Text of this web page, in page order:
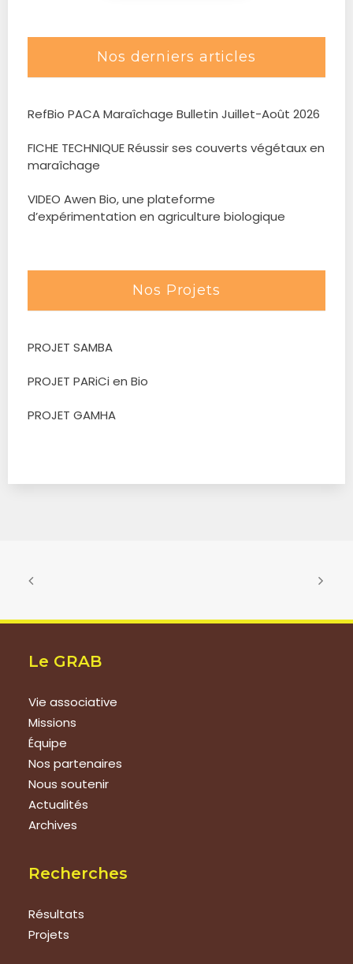
Nos derniers articles
RefBio PACA Maraîchage Bulletin Juillet-Août 2026
FICHE TECHNIQUE Réussir ses couverts végétaux en
maraîchage
VIDEO Awen Bio, une plateforme
d’expérimentation en agriculture biologique
Nos Projets
PROJET SAMBA
PROJET PARiCi en Bio
PROJET GAMHA
Le GRAB
Vie associative
Missions
Équipe
Nos partenaires
Nous soutenir
Actualités
Archives
Recherches
Résultats
Projets